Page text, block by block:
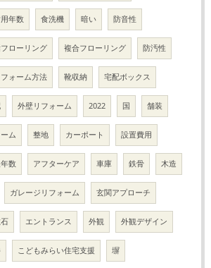
年数 食洗機 暗い 防音性
ローリング 複合フローリング 防汚性
フォーム方法 靴収納 宅配ボックス
外壁リフォーム 2022 国 舗装
ム 整地 カーポート 設置費用
数 アフターケア 車庫 鉄骨 木造
ガレージリフォーム 玄関アプローチ
エントランス 外観 外観デザイン
こどもみらい住宅支援 塀